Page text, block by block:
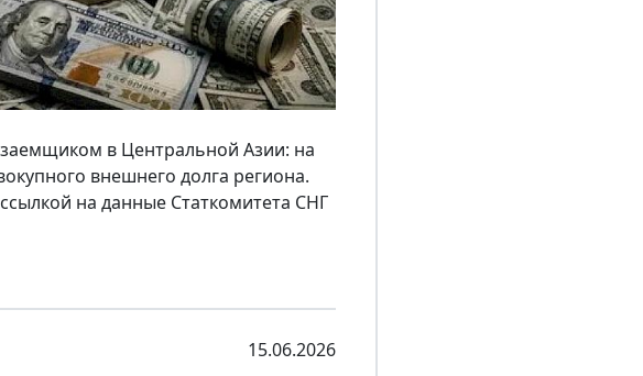
в Центральной Азии: на
внешнего долга региона.
на данные Статкомитета СНГ
15.06.2026